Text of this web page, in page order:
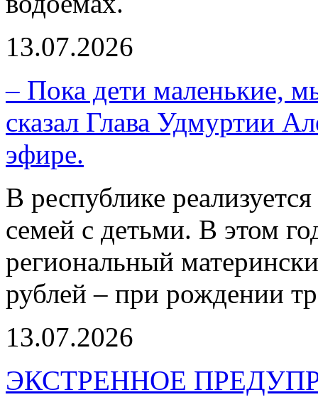
13.07.2026
– Пока дети маленькие,
сказал Глава Удмуртии
эфире.
В республике
семей с детьми. В этом
региональный
рублей – при рождении
13.07.2026
ЭКСТРЕННОЕ